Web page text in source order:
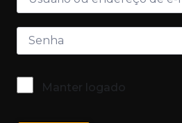
Manter logado